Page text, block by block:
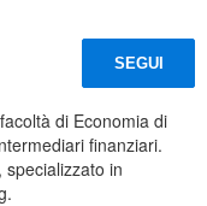
SEGUI
di Economia di
finanziari.
in